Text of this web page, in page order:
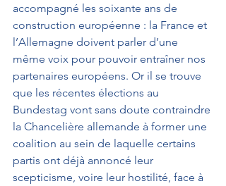
accompagné les soixante ans de
construction européenne : la France et
l’Allemagne doivent parler d’une
même voix pour pouvoir entraîner nos
partenaires européens. Or il se trouve
que les récentes élections au
Bundestag vont sans doute contraindre
la Chancelière allemande à former une
coalition au sein de laquelle certains
partis ont déjà annoncé leur
scepticisme, voire leur hostilité, face à